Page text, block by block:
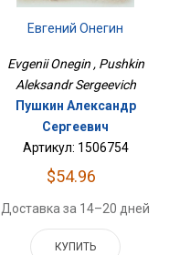
Евгений Онегин
Evgenii Onegin , Pushkin
Aleksandr Sergeevich
Пушкин Александр
Сергеевич
Артикул: 1506754
$54.96
Доставка за 14–20 дней
КУПИТЬ